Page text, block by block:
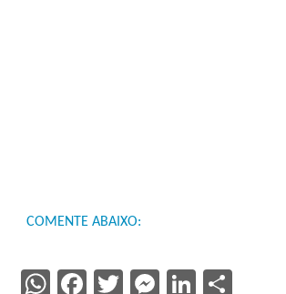
COMENTE ABAIXO:
WhatsApp
Facebook
TwitterMessenger
LinkedIn